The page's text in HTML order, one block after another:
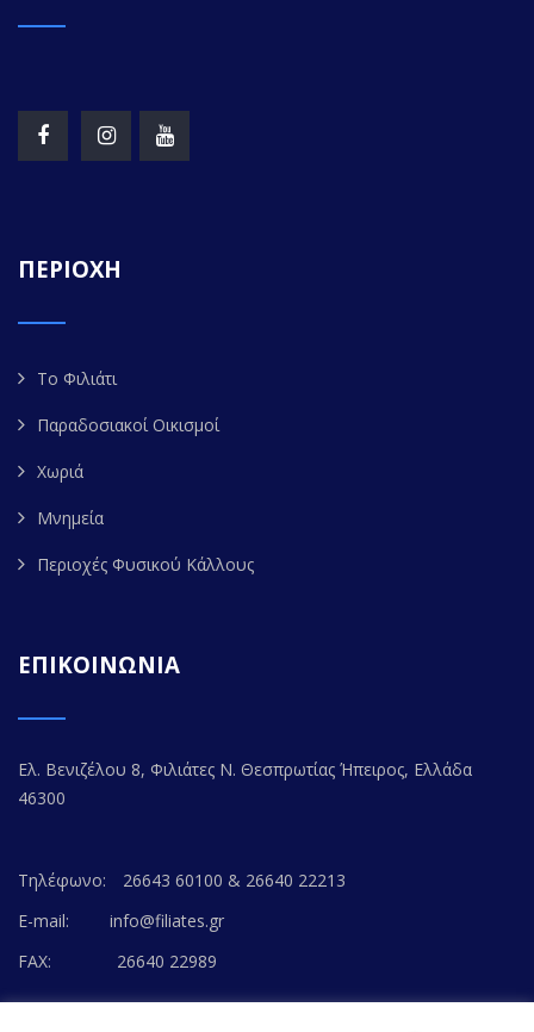
ΠΕΡΙΟΧΗ
Το Φιλιάτι
Παραδοσιακοί Οικισμοί
Χωριά
Μνημεία
Περιοχές Φυσικού Κάλλους
ΕΠΙΚΟΙΝΩΝΙΑ
Ελ. Βενιζέλου 8, Φιλιάτες Ν. Θεσπρωτίας Ήπειρος, Ελλάδα
46300
Τηλέφωνο:
26643 60100 & 26640 22213
E-mail:
info@filiates.gr
FAX:
26640 22989